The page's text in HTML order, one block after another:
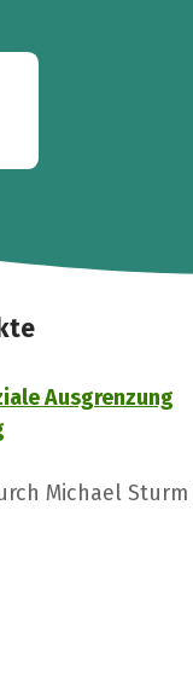
Ausgrenzung
Michael Sturm